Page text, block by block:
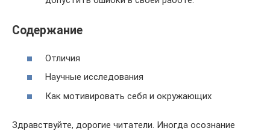
Содержание
Отличия
Научные исследования
Как мотивировать себя и окружающих
Здравствуйте, дорогие читатели. Иногда осознание